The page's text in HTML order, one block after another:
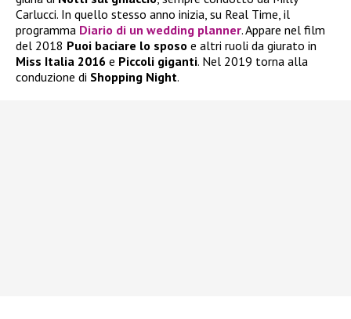
Carlucci. In quello stesso anno inizia, su Real Time, il
programma Diario di un wedding planner. Appare nel film
del 2018 Puoi baciare lo sposo e altri ruoli da giurato in
Miss Italia 2016 e Piccoli giganti. Nel 2019 torna alla
conduzione di Shopping Night.